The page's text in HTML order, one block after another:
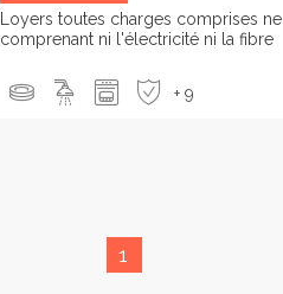
Loyers toutes charges comprises ne
comprenant ni l'électricité ni la fibre
+ 9
1